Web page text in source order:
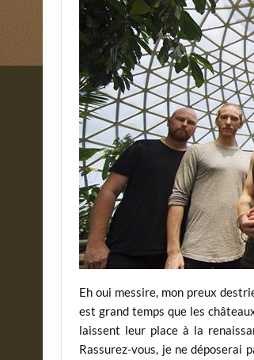
Eh oui messire, mon preux
est grand temps que les
laissent leur place à la
Rassurez-vous, je ne déposerai